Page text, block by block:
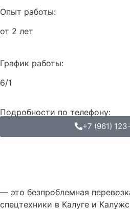
Опыт работы:
от 2 лет
График работы:
6/1
Подробности по телефону:
+7 (961)
— это безпроблемная
спецтехники в Калуге и